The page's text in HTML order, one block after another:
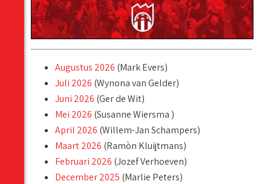
Augustus 2026 (Mark Evers)
Juli 2026 (Wynona van Gelder)
Juni 2026 (Ger de Wit)
Mei 2026 (Susanne Wiersma )
April 2026 (Willem-Jan Schampers)
Maart 2026 (Ramòn Kluijtmans)
Februari 2026 (Jozef Verhoeven)
December 2025 (Marlie Peters)